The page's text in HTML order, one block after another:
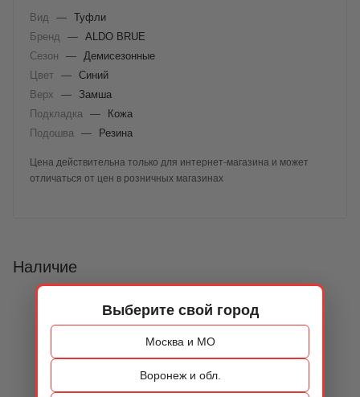
Выберите свой город
Москва и МО
Воронеж и обл.
Вид — Туфли
Бренд
— ALDO BRUE
Сезон
—
Демисезонные
Цвет — Синий
Верх
— Замша
Подкладка
—
Кожа
Подошва
— Резина
Цена действительна только для интернет-магазина и может
отличаться от цен в розничных магазинах
Наличие